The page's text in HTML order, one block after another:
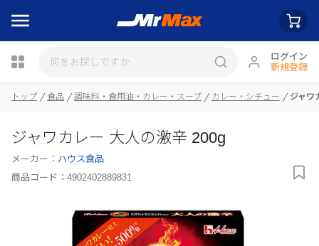
ログイン
新規登録
トップ 食品 調味料・食用油・カレー・スープ カレー・シチュー ジャワ
ジャワカレー 大人の激辛 200g
メーカー： ハウス食品
商品コード： 4902402889831